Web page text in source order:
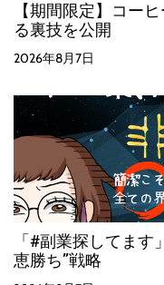
【期間限定】コー
る裏技を公開
2026年8月7日
「#副業探してま
恵勝ち”戦略